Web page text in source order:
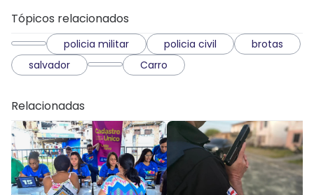
Tópicos relacionados
policia militar policia civil
brotas
salvador
Carro
Relacionadas